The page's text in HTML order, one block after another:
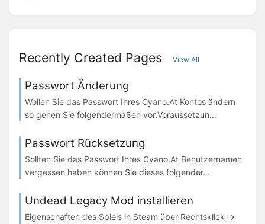
Recently Created Pages View All
Passwort Änderung
Wollen Sie das Passwort Ihres Cyano.At Kontos ändern
so gehen Sie folgendermaßen vor.Voraussetzun...
Passwort Rücksetzung
Sollten Sie das Passwort Ihres Cyano.At Benutzernamen
vergessen haben können Sie dieses folgender...
Undead Legacy Mod installieren
Eigenschaften des Spiels in Steam über Rechtsklick ->